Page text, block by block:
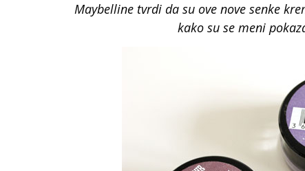
Maybelline tvrdi da su ove nove senke
kako su se meni